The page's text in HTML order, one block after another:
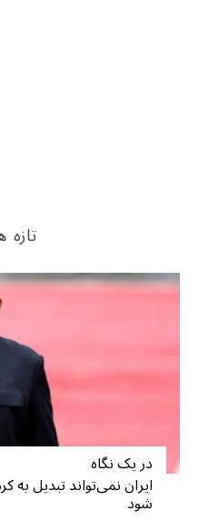
تازه
در یک نگاه
ایران نمی‌تواند تبدیل
شود